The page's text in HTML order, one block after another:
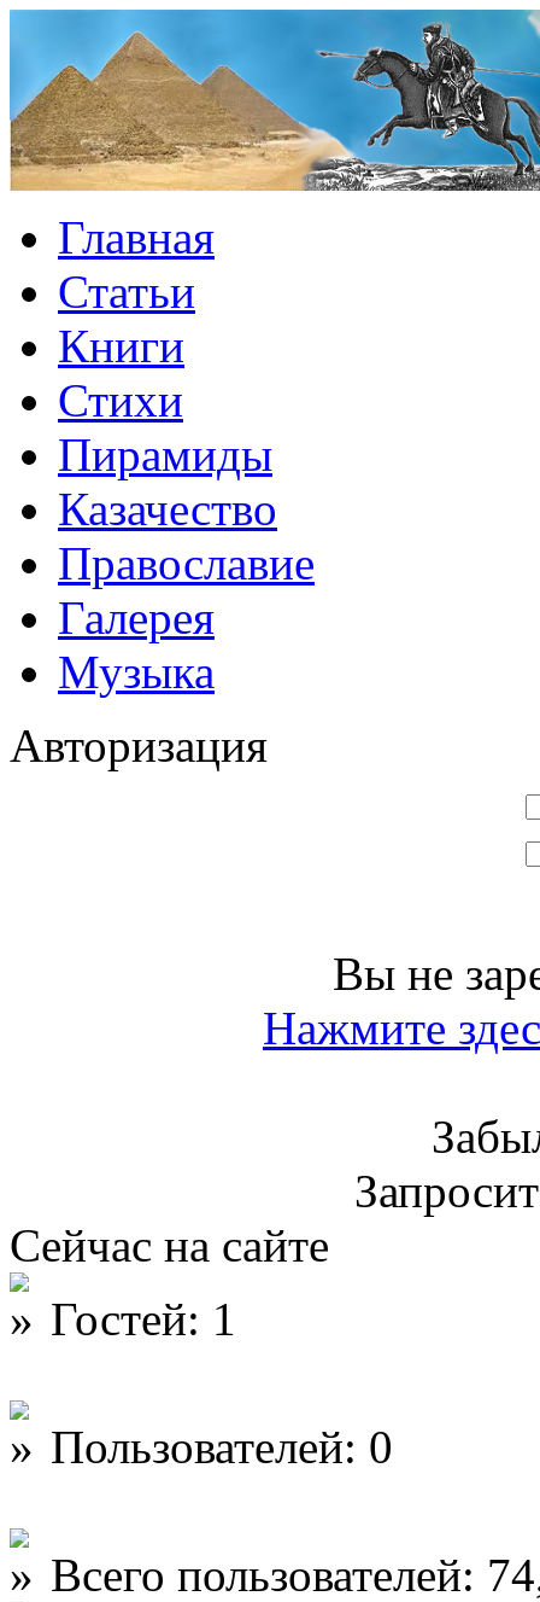
Главная
Статьи
Книги
Стихи
Пирамиды
Казачество
Православие
Галерея
Музыка
Авторизация
Вы не
Нажмите
Сейчас на сайте
Гостей: 1
Пользователей: 0
Всего пользователей: